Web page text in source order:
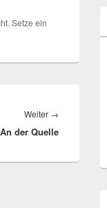
Setze ein
Weiter →
Beitrag:
An der Quelle